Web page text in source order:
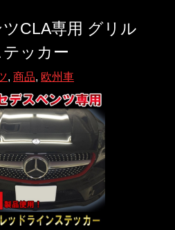
CLA専用 グリル
ッカー
, 商品, 欧州車